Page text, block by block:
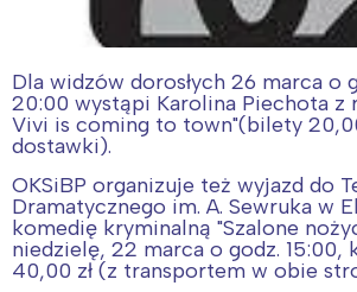
Dla widzów dorosłych 26 marca o
20:00 wystąpi Karolina Piechota z
Vivi is coming to town"(bilety 20,00
dostawki).
OKSiBP organizuje też wyjazd do
Dramatycznego im. A. Sewruka w
komedię kryminalną "Szalone
niedzielę, 22 marca o godz. 15:00,
40,00 zł (z transportem w obie